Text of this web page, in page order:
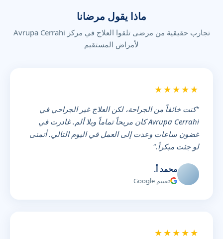
ماذا يقول مرضانا
تجارب حقيقية من مرضى تلقوا العلاج في مركز Avrupa Cerrahi
لأمراض المستقيم
★★★★★
"كنت خائفاً من الجراحة، لكن العلاج غير الجراحي في
Avrupa Cerrahi كان مريحاً تماماً وبلا ألم. غادرت في
غضون ساعات وعدت إلى العمل في اليوم التالي. أتمنى
لو جئت مبكراً."
محمد أ.
تقييم Google
★★★★★